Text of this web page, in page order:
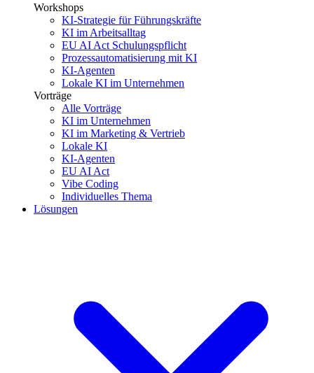
Workshops
KI-Strategie für Führungskräfte
KI im Arbeitsalltag
EU AI Act Schulungspflicht
Prozessautomatisierung mit KI
KI-Agenten
Lokale KI im Unternehmen
Vorträge
Alle Vorträge
KI im Unternehmen
KI im Marketing & Vertrieb
Lokale KI
KI-Agenten
EU AI Act
Vibe Coding
Individuelles Thema
Lösungen